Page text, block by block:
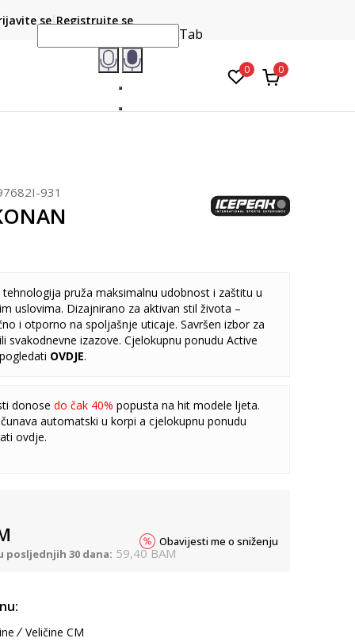
karticom online i preuzmite u prodavnici po vašem
se Registrujte se
Tab
0 0
931
tehnologija pruža maksimalnu udobnost i zaštitu u
uslovima. Dizajnirano za aktivan stil života –
i otporno na spoljašnje uticaje. Savršen izbor za
svakodnevne izazove. Cjelokupnu ponudu Active
OVDJE.
donose do čak 40% popusta na hit modele ljeta.
automatski u korpi a cjelokupnu ponudu
ovdje.
posljednjih 30 dana: 59,40 BAM
Obavijesti me o sniženju
Veličine CM